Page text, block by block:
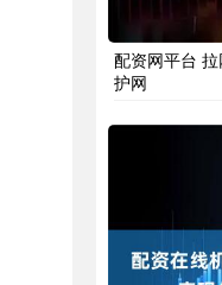
配资网平台
护网